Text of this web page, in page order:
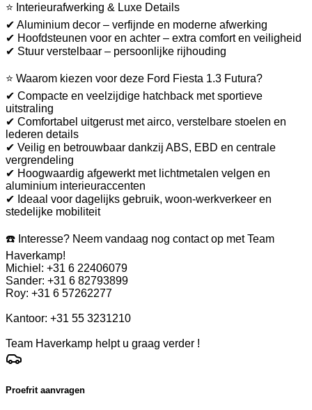
⭐ Interieurafwerking & Luxe Details
✔ Aluminium decor – verfijnde en moderne afwerking
✔ Hoofdsteunen voor en achter – extra comfort en veiligheid
✔ Stuur verstelbaar – persoonlijke rijhouding
⭐ Waarom kiezen voor deze Ford Fiesta 1.3 Futura?
✔ Compacte en veelzijdige hatchback met sportieve
uitstraling
✔ Comfortabel uitgerust met airco, verstelbare stoelen en
lederen details
✔ Veilig en betrouwbaar dankzij ABS, EBD en centrale
vergrendeling
✔ Hoogwaardig afgewerkt met lichtmetalen velgen en
aluminium interieuraccenten
✔ Ideaal voor dagelijks gebruik, woon-werkverkeer en
stedelijke mobiliteit
☎️ Interesse? Neem vandaag nog contact op met Team
Haverkamp!
Michiel: +31 6 22406079
Sander: +31 6 82793899
Roy: +31 6 57262277
Kantoor: +31 55 3231210
Team Haverkamp helpt u graag verder !
Proefrit aanvragen